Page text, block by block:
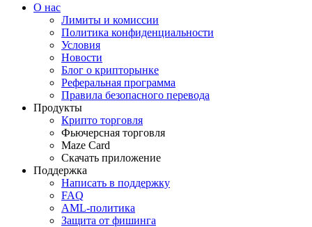
О нас
Лимиты и комиссии
Политика конфиденциальности
Условия
Новости
Блог о крипторынке
Реферальная программа
Правила безопасного перевода
Продукты
Крипто торговля
Фьючерсная торговля
Maze Card
Скачать приложение
Поддержка
Написать в поддержку
FAQ
AML-политика
Защита от фишинга